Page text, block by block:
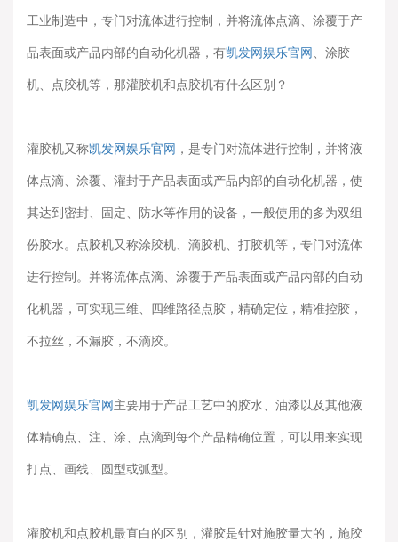
工业制造中，专门对流体进行控制，并将流体点滴、涂覆于产
品表面或产品内部的自动化机器，有凯发网娱乐官网 、涂胶
机、点胶机等，那灌胶机和点胶机有什么区别？
灌胶机又称凯发网娱乐官网 ，是专门对流体进行控制，并将液
体点滴、涂覆、灌封于产品表面或产品内部的自动化机器，使
其达到密封、固定、防水等作用的设备，一般使用的多为双组
份胶水。点胶机又称涂胶机、滴胶机、打胶机等，专门对流体
进行控制。并将流体点滴、涂覆于产品表面或产品内部的自动
化机器，可实现三维、四维路径点胶，精确定位，精准控胶，
不拉丝，不漏胶，不滴胶。
凯发网娱乐官网主要用于产品工艺中的胶水、油漆以及其他液
体精确点、注、涂、点滴到每个产品精确位置，可以用来实现
打点、画线、圆型或弧型。
灌胶机和点胶机最直白的区别，灌胶是针对施胶量大的，施胶